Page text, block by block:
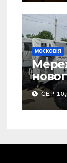
МОСКОВІЯ
Відео
СЕР